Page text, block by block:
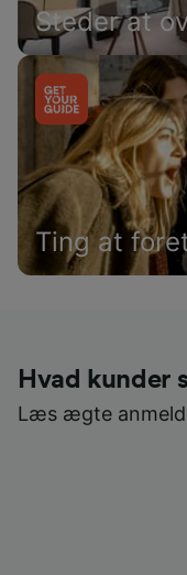
Steder at
Ting at
Hvad kunder
Læs ægte